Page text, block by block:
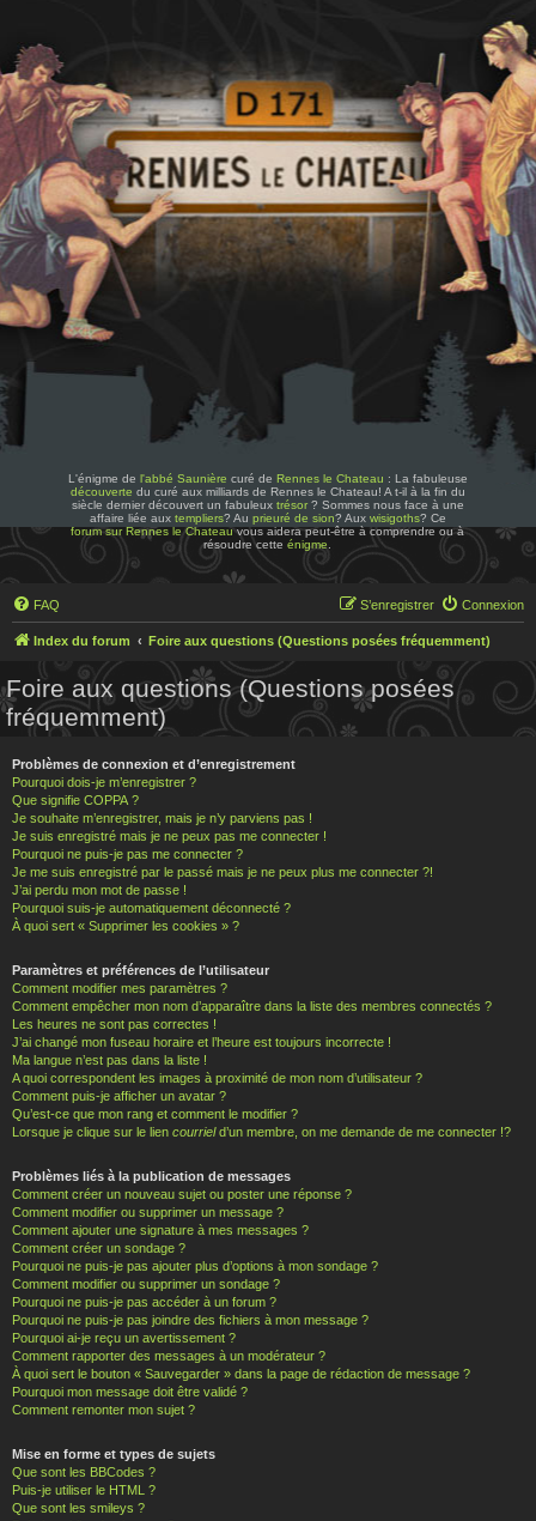
L'énigme de l'abbé Saunière curé de Rennes le Chateau : La fabuleuse
découverte du curé aux milliards de Rennes le Chateau! A t-il à la fin du
siècle dernier découvert un fabuleux trésor? Sommes nous face à une
affaire liée aux templiers? Au prieuré de sion? Aux wisigoths? Ce
forum sur Rennes le Chateauvous aidera peut-être à comprendre ou à
résoudre cetteénigme
FAQ Connexion
S’enregistrer
Index du forum Foire aux questions (Questions posées fréquemment)
Foire aux questions (Questions posées
fréquemment)
Problèmes de connexion et d’enregistrement
Pourquoi dois-je m’enregistrer ?
Que signifie COPPA ?
Je souhaite m’enregistrer, mais je n’y parviens pas !
Je suis enregistré mais je ne peux pas me connecter !
Pourquoi ne puis-je pas me connecter ?
Je me suis enregistré par le passé mais je ne peux plus me connecter ?!
J’ai perdu mon mot de passe !
Pourquoi suis-je automatiquement déconnecté ?
À quoi sert « Supprimer les cookies » ?
Paramètres et préférences de l’utilisateur
Comment modifier mes paramètres ?
Comment empêcher mon nom d’apparaître dans la liste des membres connectés ?
Les heures ne sont pas correctes !
J’ai changé mon fuseau horaire et l’heure est toujours incorrecte !
Ma langue n’est pas dans la liste !
A quoi correspondent les images à proximité de mon nom d’utilisateur ?
Comment puis-je afficher un avatar ?
Qu’est-ce que mon rang et comment le modifier ?
Lorsque je clique sur le lien courrield’un membre, on me demande de me connecter !?
Problèmes liés à la publication de messages
Comment créer un nouveau sujet ou poster une réponse ?
Comment modifier ou supprimer un message ?
Comment ajouter une signature à mes messages ?
Comment créer un sondage ?
Pourquoi ne puis-je pas ajouter plus d’options à mon sondage ?
Comment modifier ou supprimer un sondage ?
Pourquoi ne puis-je pas accéder à un forum ?
Pourquoi ne puis-je pas joindre des fichiers à mon message ?
Pourquoi ai-je reçu un avertissement ?
Comment rapporter des messages à un modérateur ?
À quoi sert le bouton « Sauvegarder » dans la page de rédaction de message ?
Pourquoi mon message doit être validé ?
Comment remonter mon sujet ?
Mise en forme et types de sujets
Que sont les BBCodes ?
Puis-je utiliser le HTML ?
Que sont les smileys ?